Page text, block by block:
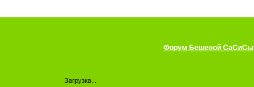
Форум Бешеной СаСиСы
Загрузка...